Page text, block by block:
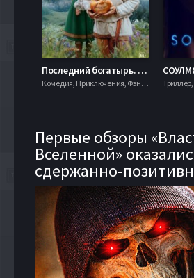
Последний богатырь. Колобок (2026)
Комедия, Приключения, Фэнтези,
Первые обзоры
Вселенной»
сдержанно-